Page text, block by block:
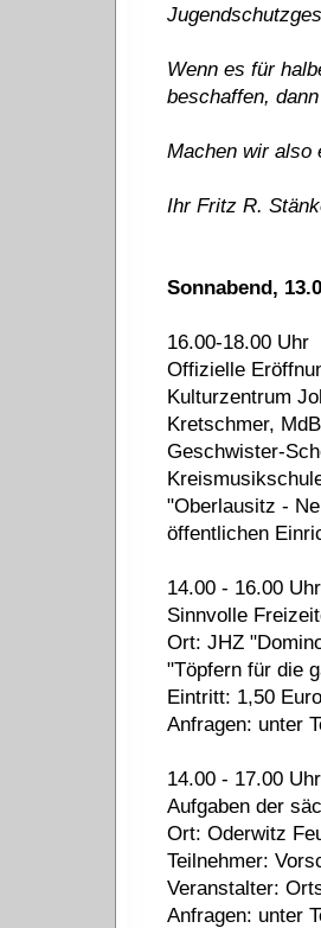
Wenn es für
beschaffen,
Machen wir also
Ihr Fritz R.
Sonnabend,
16.00-18.00 Uhr
Offizielle
Kulturzentrum
Kretschmer,
Geschwister-
"Oberlausitz -
öffentlichen
14.00 - 16.00 Uhr
Sinnvolle
Ort: JHZ
"Töpfern für die
Eintritt: 1,50
Anfragen: unter
14.00 - 17.00 Uhr
Aufgaben der
Ort: Oderwitz
Teilnehmer:
Veranstalter:
Anfragen: unter